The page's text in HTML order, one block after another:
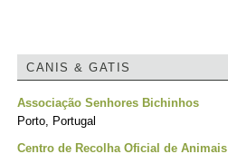
CANIS & GATIS
Associação Senhores Bichinhos
Porto, Portugal
Centro de Recolha Oficial de Animais